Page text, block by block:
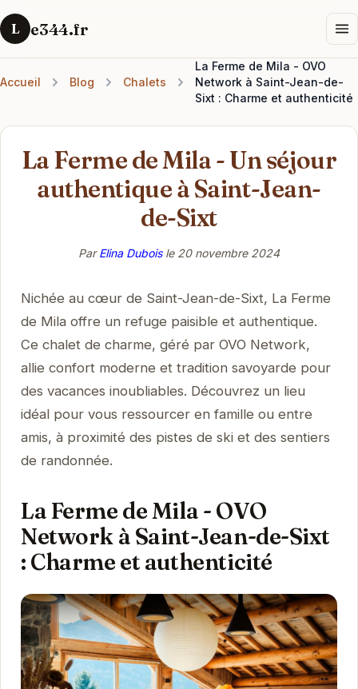
L e344.fr
Accueil Blog Chalets
La Ferme de Mila - OVO
Network à Saint-Jean-de-
Sixt : Charme et authenticité
La Ferme de Mila - Un séjour
authentique à Saint-Jean-
de-Sixt
ParElina Duboisle 20 novembre 2024
Nichée au cœur de Saint-Jean-de-Sixt, La Ferme
de Mila offre un refuge paisible et authentique.
Ce chalet de charme, géré par OVO Network,
allie confort moderne et tradition savoyarde pour
des vacances inoubliables. Découvrez un lieu
idéal pour vous ressourcer en famille ou entre
amis, à proximité des pistes de ski et des sentiers
de randonnée.
La Ferme de Mila - OVO
Network à Saint-Jean-de-Sixt
: Charme et authenticité